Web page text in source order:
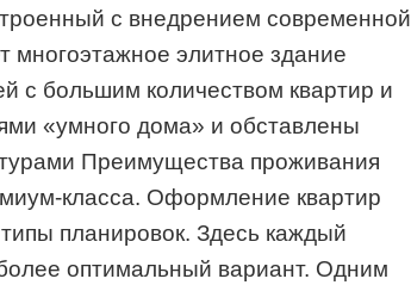
с внедрением современной
многоэтажное элитное здание
большим количеством квартир и
«умного дома» и обставлены
Преимущества проживания
класса. Оформление квартир
планировок. Здесь каждый
оптимальный вариант. Одним